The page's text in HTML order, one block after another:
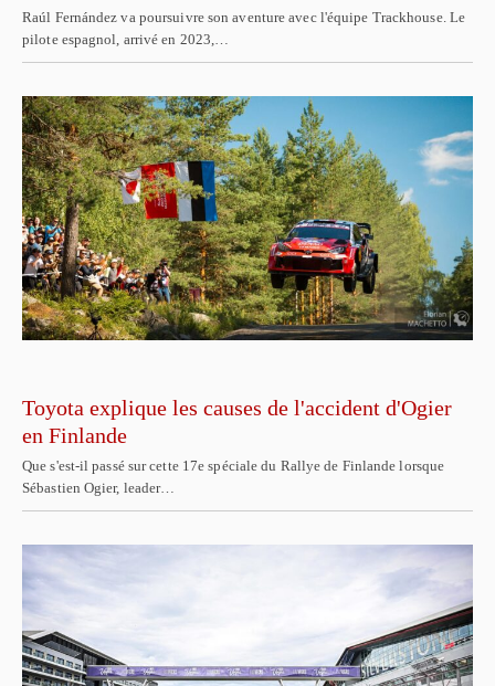
Raúl Fernández va poursuivre son aventure avec l'équipe Trackhouse. Le
pilote espagnol, arrivé en 2023,…
Toyota explique les causes de l'accident d'Ogier
en Finlande
Que s'est-il passé sur cette 17e spéciale du Rallye de Finlande lorsque
Sébastien Ogier, leader…